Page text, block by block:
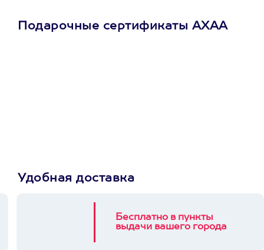
Подарочные сертификаты АХАА
Удобная доставка
Бесплатно в пункты
выдачи вашего города